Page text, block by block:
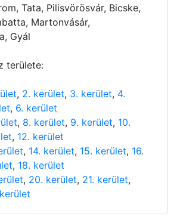
Tata, Pilisvörösvár, Bicske,
Martonvásár,
Gyál
területe:
, 2. kerület, 3. kerület, 4.
, 6. kerület
, 8. kerület, 9. kerület, 10.
, 12. kerület
, 14. kerület, 15. kerület, 16.
, 18. kerület
, 20. kerület, 21. kerület,